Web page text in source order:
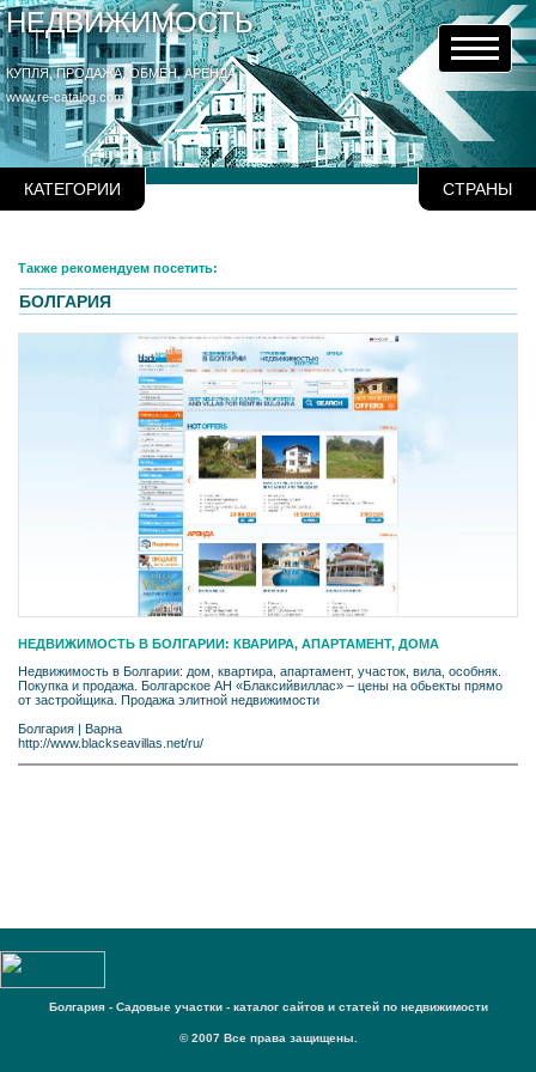
НЕДВИЖИМОСТЬ
КУПЛЯ, ПРОДАЖА, ОБМЕН, АРЕНДА
www.re-catalog.com
КАТЕГОРИИ СТРАНЫ
Также рекомендуем посетить:
БОЛГАРИЯ
НЕДВИЖИМОСТЬ В БОЛГАРИИ: КВАРИРА, АПАРТАМЕНТ, ДОМA
Недвижимость в Болгарии: дом, квартира, апартамент, участок, вила, особняк.
Покупка и продажа. Болгарское АН «Блаксийвиллас» – цены на обьекты прямо
от застройщика. Продажа элитной недвижимости
Болгария
Варна
http://www.blackseavillas.net/ru/
Болгария - Садовые участки - каталог сайтов и статей по недвижимости
© 2007 Все права защищены.